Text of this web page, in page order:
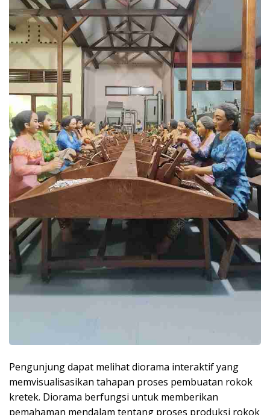
Pengunjung dapat melihat diorama interaktif yang
memvisualisasikan tahapan proses pembuatan rokok
kretek. Diorama berfungsi untuk memberikan
pemahaman mendalam tentang proses produksi rokok